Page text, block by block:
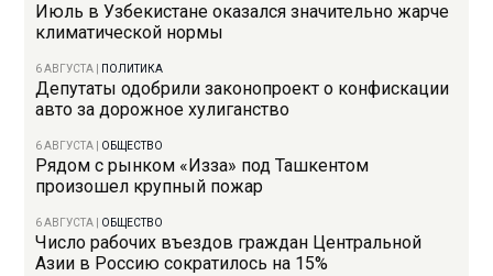
Июль в Узбекистане оказался значительно жарче
климатической нормы
6 АВГУСТА ПОЛИТИКА
Депутаты одобрили законопроект о конфискации
авто за дорожное хулиганство
6 АВГУСТА ОБЩЕСТВО
Рядом с рынком «Изза» под Ташкентом
произошел крупный пожар
6 АВГУСТА ОБЩЕСТВО
Число рабочих въездов граждан Центральной
Азии в Россию сократилось на 15%